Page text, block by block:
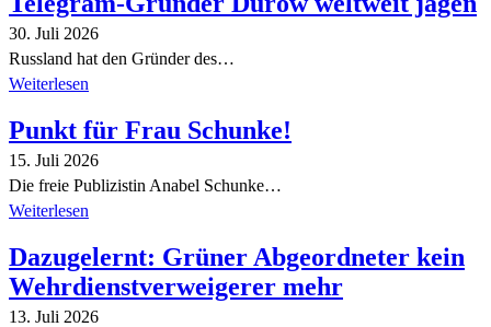
30. Juli 2026
Russland hat den Gründer des…
Weiterlesen
Punkt für Frau Schunke!
15. Juli 2026
Die freie Publizistin Anabel Schunke…
Weiterlesen
Dazugelernt: Grüner Abgeordneter kein
Wehrdienstverweigerer mehr
13. Juli 2026